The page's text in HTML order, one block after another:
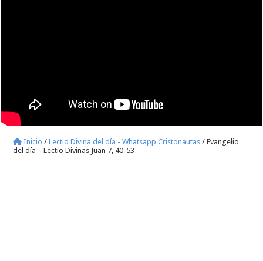
Inicio / Lectio Divina del día - Whatsapp Cristonautas / Evangelio
del día – Lectio Divinas Juan 7, 40-53